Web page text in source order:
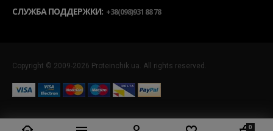
СЛУЖБА ПОДДЕРЖКИ: +38(098)931 88 78
Copyright © 2009-2026 Proteinchik.ua. All rights reserved.
0